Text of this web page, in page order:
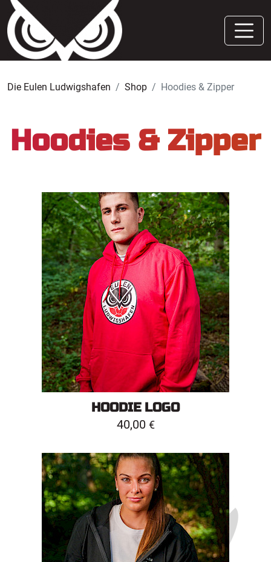
Die Eulen Ludwigshafen Shop Hoodies & Zipper
Hoodies & Zipper
HOODIE LOGO
40,00 €